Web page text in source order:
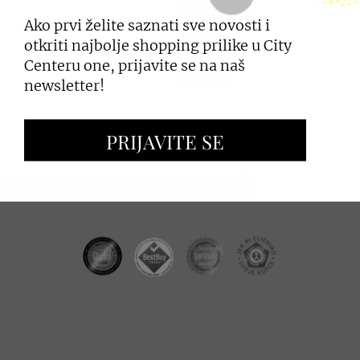
PRIJAVI SE
ZAKUP PROSTORA
OGLAŠAVANJE I PROMOCIJE
Ako prvi želite saznati sve novosti i
otkriti najbolje shopping prilike u City
Centeru one, prijavite se na naš
newsletter!
PRIJAVITE SE